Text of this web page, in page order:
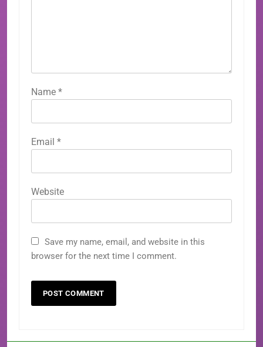
Name *
Email *
Website
Save my name, email, and website in this
browser for the next time I comment.